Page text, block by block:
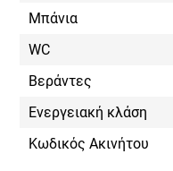
Μπάνια
WC
Βεράντες
Ενεργειακή κλάση
Κωδικός Ακινήτου